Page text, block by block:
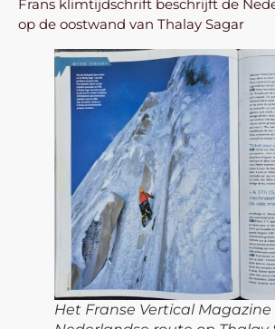
Frans klimtijdschrift beschrijft de
op de oostwand van Thalay Sagar
Het Franse Vertical Magazine